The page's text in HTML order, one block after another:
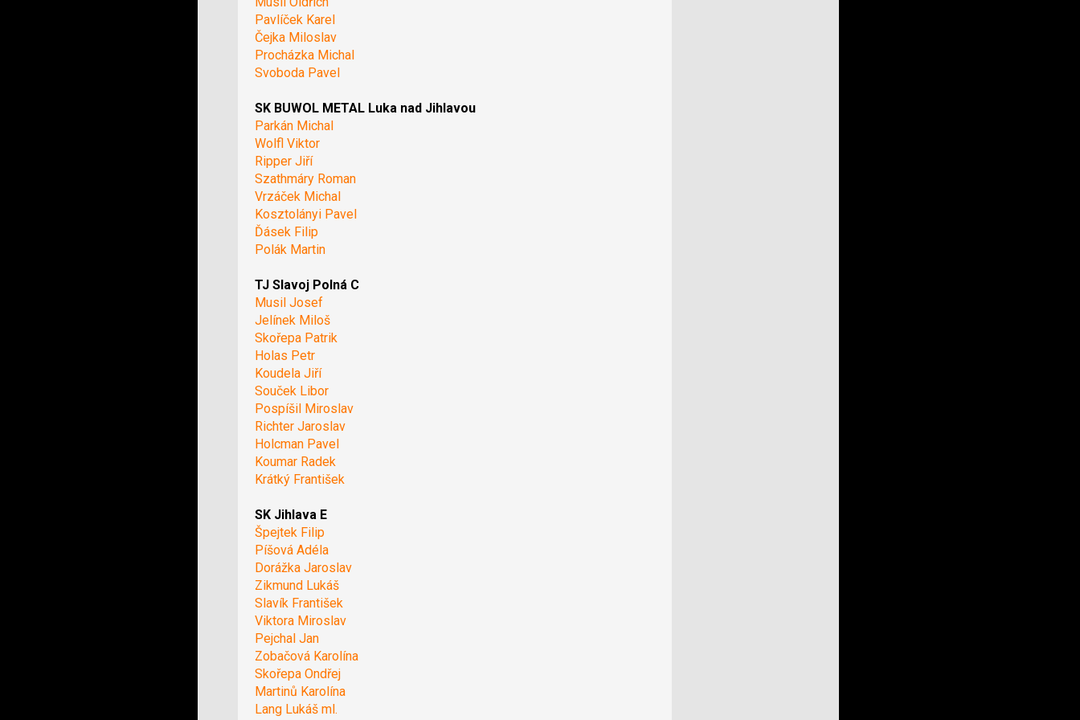
Pavlíček Karel
Čejka Miloslav
Procházka Michal
Svoboda Pavel
SK BUWOL METAL Luka nad Jihlavou
Parkán Michal
Wolfl Viktor
Ripper Jiří
Szathmáry Roman
Vrzáček Michal
Kosztolányi Pavel
Ďásek Filip
Polák Martin
TJ Slavoj Polná C
Musil Josef
Jelínek Miloš
Skořepa Patrik
Holas Petr
Koudela Jiří
Souček Libor
Pospíšil Miroslav
Richter Jaroslav
Holcman Pavel
Koumar Radek
Krátký František
SK Jihlava E
Špejtek Filip
Píšová Adéla
Dorážka Jaroslav
Zikmund Lukáš
Slavík František
Viktora Miroslav
Pejchal Jan
Zobačová Karolína
Skořepa Ondřej
Martinů Karolína
Lang Lukáš ml.